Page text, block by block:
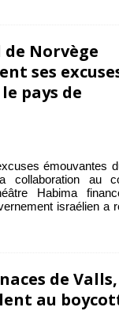
Norvège
ses
pays de
émouvantes
collaboration au
Habima
israélien a
de
au